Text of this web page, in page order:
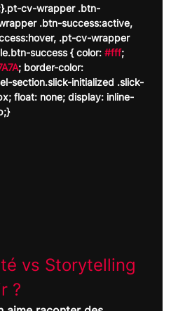
cv-wrapper .btn-
.btn-success:active,
.pt-cv-wrapper
success { color: #fff;
; border-color:
section.slick-initialized .slick-
float: none; display: inline-